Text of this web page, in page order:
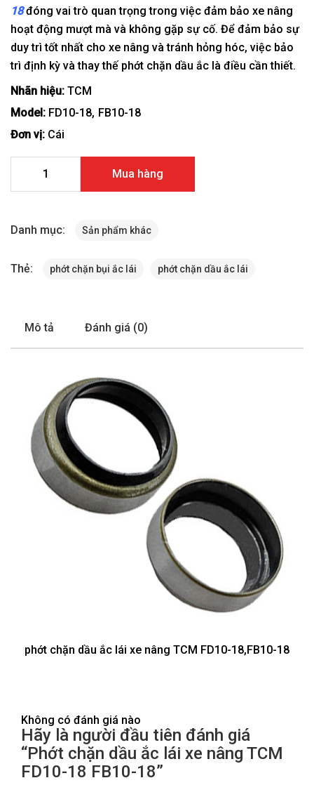
18đóng vai trò quan trọng trong việc đảm bảo xe nâng
hoạt động mượt mà và không gặp sự cố. Để đảm bảo sự
duy trì tốt nhất cho xe nâng và tránh hỏng hóc, việc bảo
trì định kỳ và thay thế phớt chặn dầu ắc là điều cần thiết.
Nhãn hiệu: TCM
Model: FD10-18 FB10-18
Đơn vị: Cái
Mua hàng
Danh mục: Sản phẩm khác
Thẻ: phớt chặn bụi ắc lái phớt chặn dầu ắc lái
Mô tả Đánh giá (0)
phớt chặn dầu ắc lái xe nâng TCM FD10-18,FB10-18
Không có đánh giá nào
Hãy là người đầu tiên đánh giá
“Phớt chặn dầu ắc lái xe nâng TCM
FD10-18 FB10-18”